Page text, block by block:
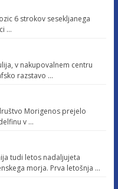
6 strokov sesekljanega
…
v nakupovalnem centru
razstavo …
Morigenos prejelo
v …
tudi letos nadaljujeta
morja. Prva letošnja …